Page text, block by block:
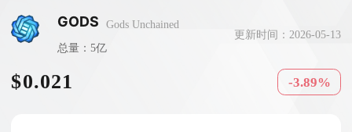
GODS
Gods Unchained
总量：5亿
更新时间：2026-05-13
$0.021 -3.89%